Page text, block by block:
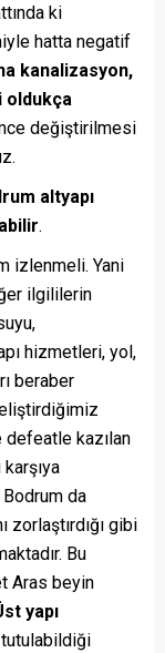
ki
hatta negatif
kanalizasyon,
oldukça
değiştirilmesi
altyapı
.
izlenmeli. Yani
ilgililerin
hizmetleri, yol,
beraber
defeatle kazılan
Bodrum da
zorlaştırdığı gibi
Bu
Aras beyin
yapı